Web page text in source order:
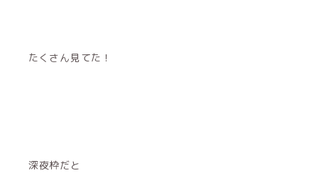
たくさん見てた！
深夜枠だと